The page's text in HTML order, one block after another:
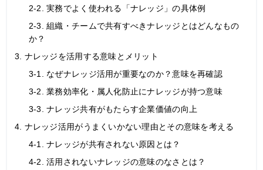
2-2. 実務でよく使われる「ナレッジ」の具体例
2-3. 組織・チームで共有すべきナレッジとはどんなもの
か？
3. ナレッジを活用する意味とメリット
3-1. なぜナレッジ活用が重要なのか？意味を再確認
3-2. 業務効率化・属人化防止にナレッジが持つ意味
3-3. ナレッジ共有がもたらす企業価値の向上
4. ナレッジ活用がうまくいかない理由とその意味を考える
4-1. ナレッジが共有されない原因とは？
4-2. 活用されないナレッジの意味のなさとは？